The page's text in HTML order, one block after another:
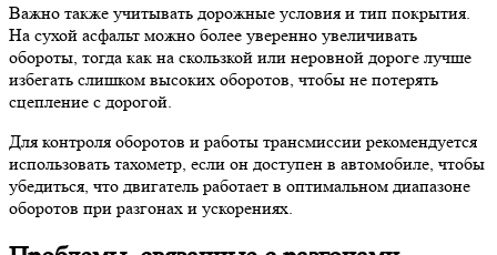
Важно также учитывать дорожные условия и тип покрытия.
На сухой асфальт можно более уверенно увеличивать
обороты, тогда как на скользкой или неровной дороге лучше
избегать слишком высоких оборотов, чтобы не потерять
сцепление с дорогой.
Для контроля оборотов и работы трансмиссии рекомендуется
использовать тахометр, если он доступен в автомобиле, чтобы
убедиться, что двигатель работает в оптимальном диапазоне
оборотов при разгонах и ускорениях.